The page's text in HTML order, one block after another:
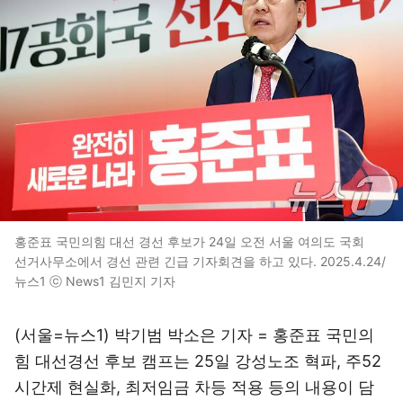
홍준표 국민의힘 대선 경선 후보가 24일 오전 서울 여의도 국회
선거사무소에서 경선 관련 긴급 기자회견을 하고 있다. 2025.4.24/
뉴스1 ⓒ News1 김민지 기자
(서울=뉴스1) 박기범 박소은 기자 = 홍준표 국민의
힘 대선경선 후보 캠프는 25일 강성노조 혁파, 주52
시간제 현실화, 최저임금 차등 적용 등의 내용이 담